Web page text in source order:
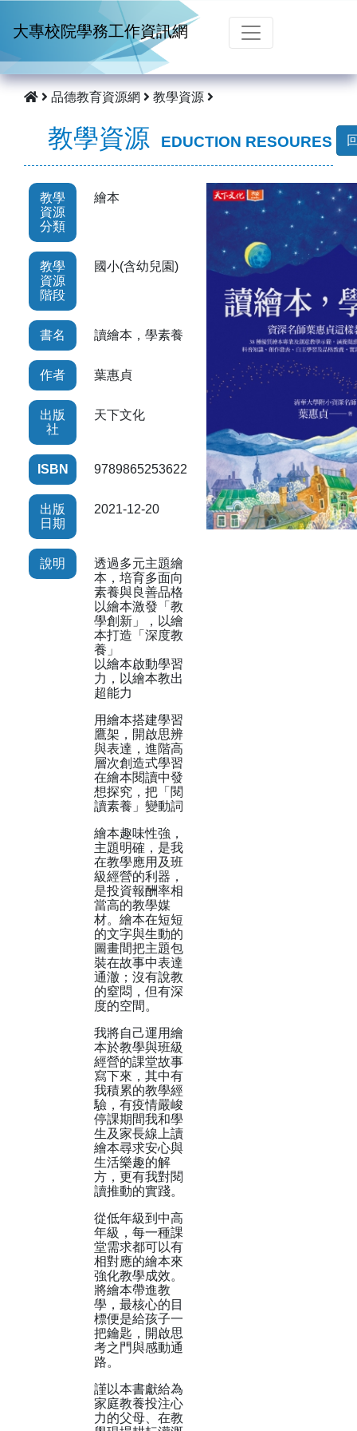
大專校院學務工作資訊網
品德教育資源網 教學資源
教學資源 EDUCTION RESOURES
教學
資源
分類
繪本
教學
資源
階段
國小(含幼兒園)
書名 讀繪本，學素養
作者 葉惠貞
出版
社
天下文化
ISBN 9789865253622
出版
日期
2021-12-20
說明
透過多元主題繪
本，培育多面向
素養與良善品格
以繪本激發「教
學創新」，以繪
本打造「深度教
養」
以繪本啟動學習
力，以繪本教出
超能力
用繪本搭建學習
鷹架，開啟思辨
與表達，進階高
層次創造式學習
在繪本閱讀中發
想探究，把「閱
讀素養」變動詞
繪本趣味性強，
主題明確，是我
在教學應用及班
級經營的利器，
是投資報酬率相
當高的教學媒
材。繪本在短短
的文字與生動的
圖畫間把主題包
裝在故事中表達
通澈；沒有說教
的窒悶，但有深
度的空間。
我將自己運用繪
本於教學與班級
經營的課堂故事
寫下來，其中有
我積累的教學經
驗，有疫情嚴峻
停課期間我和學
生及家長線上讀
繪本尋求安心與
生活樂趣的解
方，更有我對閱
讀推動的實踐。
從低年級到中高
年級，每一種課
堂需求都可以有
相對應的繪本來
強化教學成效。
將繪本帶進教
學，最核心的目
標便是給孩子一
把鑰匙，開啟思
考之門與感動通
路。
謹以本書獻給為
家庭教養投注心
力的父母、在教